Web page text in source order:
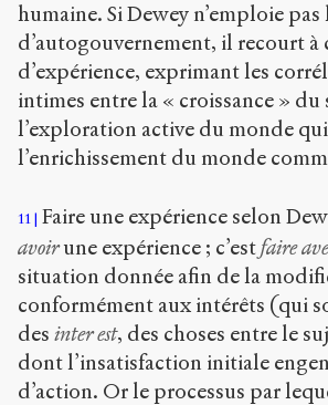
humaine. Si Dewey n’emploie pas
d’autogouvernement, il recourt à
d’expérience, exprimant les
intimes entre la « croissance » du
l’exploration active du monde
l’enrichissement du monde
11 Faire une expérience selon
avoirune expérience ; c’estfaire
situation donnée afin de la
conformément aux intérêts (qui
des inter est, des choses entre le
dont l’insatisfaction initiale
d’action. Or le processus par